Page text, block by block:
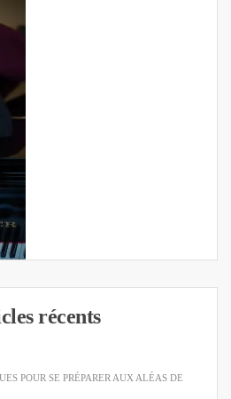
récents
POUR SE PRÉPARER AUX ALÉAS DE